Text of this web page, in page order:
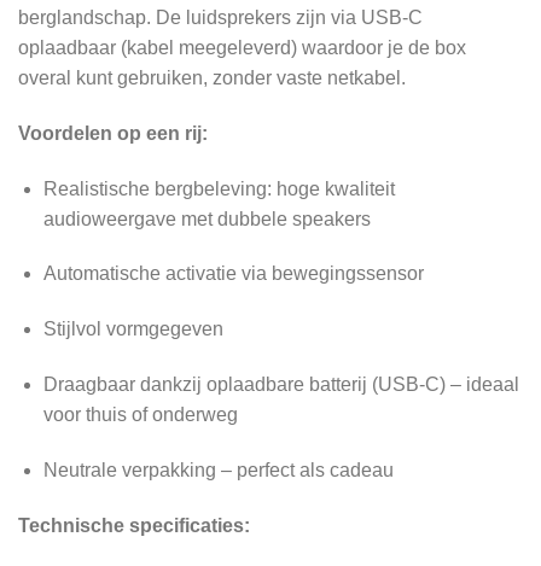
berglandschap. De luidsprekers zijn via USB‑C
oplaadbaar (kabel meegeleverd) waardoor je de box
overal kunt gebruiken, zonder vaste netkabel.
Voordelen op een rij:
Realistische bergbeleving: hoge kwaliteit
audioweergave met dubbele speakers
Automatische activatie via bewegingssensor
Stijlvol vormgegeven
Draagbaar dankzij oplaadbare batterij (USB‑C) – ideaal
voor thuis of onderweg
Neutrale verpakking – perfect als cadeau
Technische specificaties: